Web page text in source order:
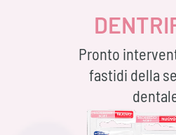
Pronto
fastidi della